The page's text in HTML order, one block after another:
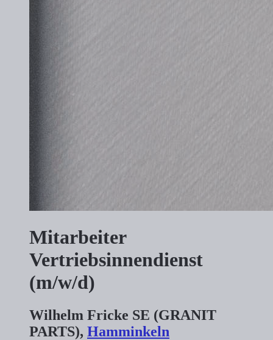
Mitarbeiter
Vertriebsinnendienst
(m/w/d)
Wilhelm Fricke SE (GRANIT
PARTS), Hamminkeln